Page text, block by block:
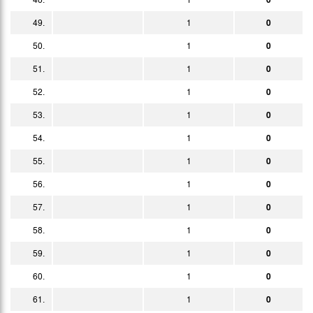
49.
1
0
50.
1
0
51.
1
0
52.
1
0
53.
1
0
54.
1
0
55.
1
0
56.
1
0
57.
1
0
58.
1
0
59.
1
0
60.
1
0
61.
1
0